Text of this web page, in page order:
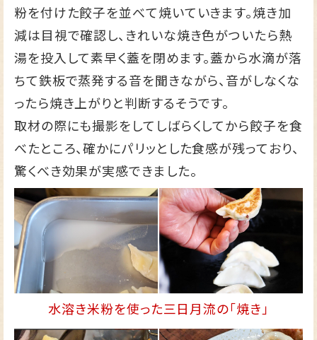
粉を付けた餃子を並べて焼いていきます。焼き加
減は目視で確認し、きれいな焼き色がついたら熱
湯を投入して素早く蓋を閉めます。蓋から水滴が落
ちて鉄板で蒸発する音を聞きながら、音がしなくな
ったら焼き上がりと判断するそうです。
取材の際にも撮影をしてしばらくしてから餃子を食
べたところ、確かにパリッとした食感が残っており、
驚くべき効果が実感できました。
水溶き米粉を使った三日月流の「焼き」